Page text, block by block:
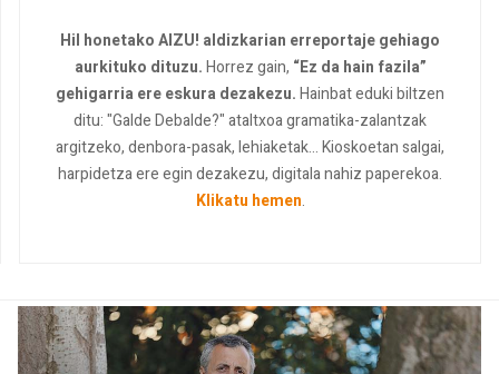
Hil honetako AIZU! aldizkarian erreportaje gehiago
aurkituko dituzu.Horrez gain, “Ez da hain fazila”
gehigarria ere eskura dezakezu.Hainbat eduki biltzen
ditu: "Galde Debalde?" ataltxoa gramatika-zalantzak
argitzeko, denbora-pasak, lehiaketak... Kioskoetan salgai,
harpidetza ere egin dezakezu, digitala nahiz paperekoa.
Klikatu hemen.